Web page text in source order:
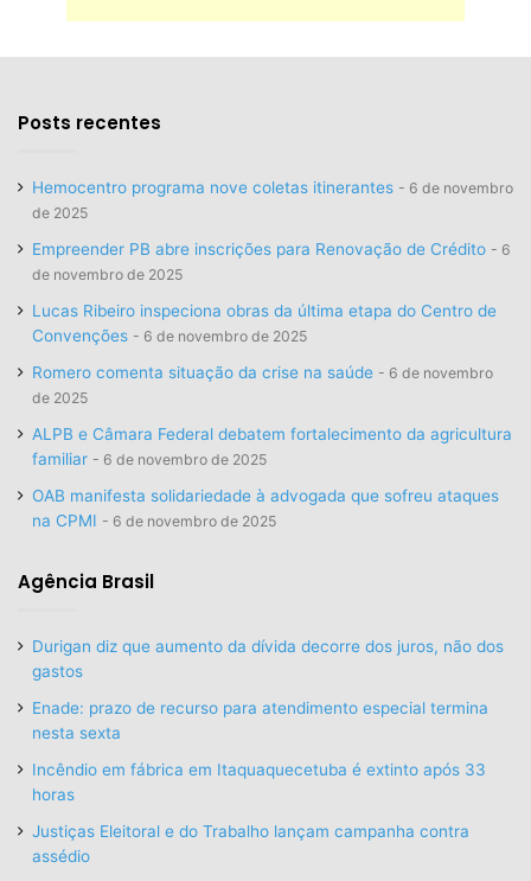
Posts recentes
Hemocentro programa nove coletas itinerantes
6 de novembro
de 2025
Empreender PB abre inscrições para Renovação de Crédito
6
de novembro de 2025
Lucas Ribeiro inspeciona obras da última etapa do Centro de
Convenções
6 de novembro de 2025
Romero comenta situação da crise na saúde
6 de novembro
de 2025
ALPB e Câmara Federal debatem fortalecimento da agricultura
familiar
6 de novembro de 2025
OAB manifesta solidariedade à advogada que sofreu ataques
na CPMI
6 de novembro de 2025
Agência Brasil
Durigan diz que aumento da dívida decorre dos juros, não dos
gastos
Enade: prazo de recurso para atendimento especial termina
nesta sexta
Incêndio em fábrica em Itaquaquecetuba é extinto após 33
horas
Justiças Eleitoral e do Trabalho lançam campanha contra
assédio